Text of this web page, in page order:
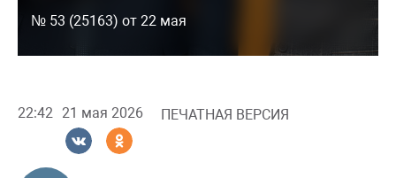
№ 53 (25163) от 22 мая
22:42 21 мая 2026 ПЕЧАТНАЯ ВЕРСИЯ